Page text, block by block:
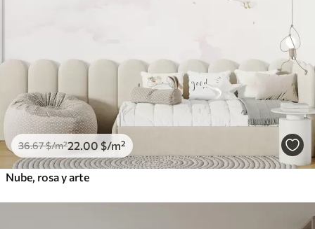
36.67$/m²22 .00 $/m²
Nube, rosa y arte